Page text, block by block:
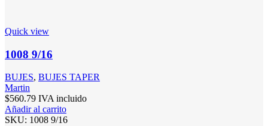
Quick view
1008 9/16
BUJES, BUJES TAPER
Martin
$560.79 IVA incluido
Añadir al carrito
SKU: 1008 9/16